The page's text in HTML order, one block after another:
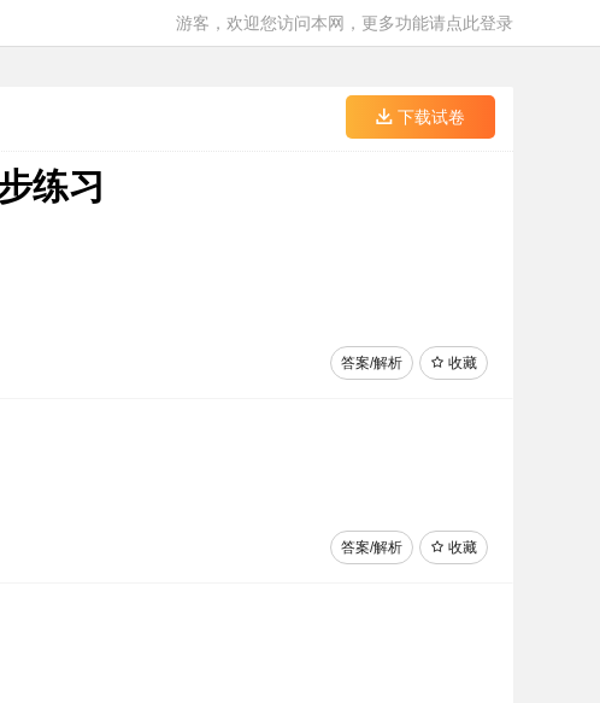
游客，欢迎您访问本网，更多功能请点此登录
下载试卷
练习
收藏
答案/解析
收藏
答案/解析